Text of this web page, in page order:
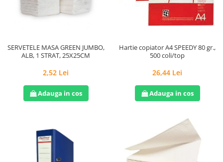
Lavete și bureți
Mopuri
Mănuși
Odorizante cameră/auto
Odorizante toaletă
Pahare și accesorii
Dispensere/dozatoare
Servețele umede
Plicuri
Tuș & more
SERVETELE MASA GREEN JUMBO,
ALB, 1 STRAT, 25X25CM
2,52 Lei
Adauga in cos
Hartie copiator A4 SPEEDY 80 gr.,
500 coli/top
26,44 Lei
Adauga in cos